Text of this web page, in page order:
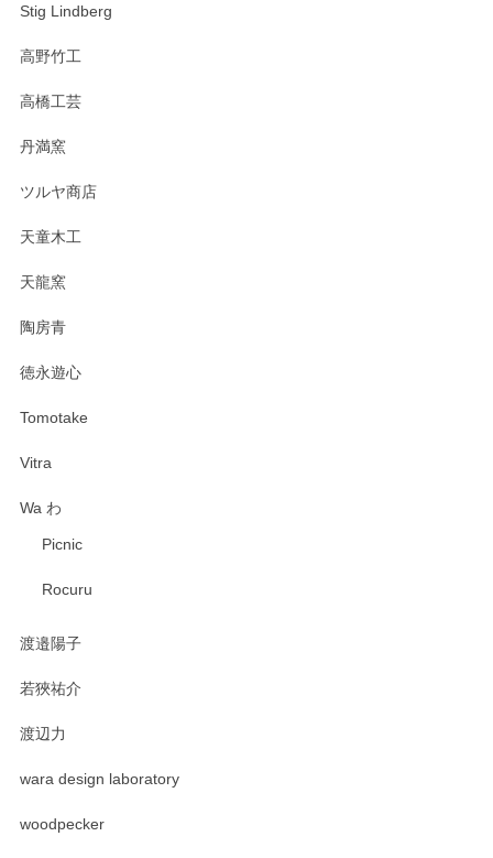
Stig Lindberg
高野竹工
高橋工芸
丹満窯
ツルヤ商店
天童木工
天龍窯
陶房青
徳永遊心
Tomotake
Vitra
Wa わ
Picnic
Rocuru
渡邉陽子
若狹祐介
渡辺力
wara design laboratory
woodpecker